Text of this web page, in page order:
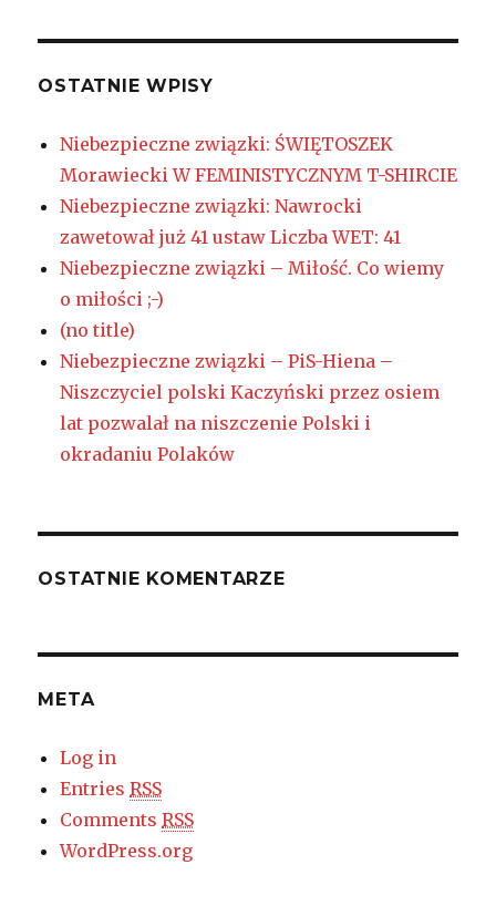
OSTATNIE WPISY
Niebezpieczne związki: ŚWIĘTOSZEK
Morawiecki W FEMINISTYCZNYM T-SHIRCIE
Niebezpieczne związki: Nawrocki
zawetował już 41 ustaw Liczba WET: 41
Niebezpieczne związki – Miłość. Co wiemy
o miłości ;-)
(no title)
Niebezpieczne związki – PiS-Hiena –
Niszczyciel polski Kaczyński przez osiem
lat pozwalał na niszczenie Polski i
okradaniu Polaków
OSTATNIE KOMENTARZE
META
Log in
EntriesRSS
CommentsRSS
WordPress.org